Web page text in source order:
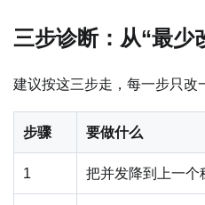
三步诊断：从“最少
建议按这三步走，每一步只改
步骤 要做什么
1 把并发降到上一个